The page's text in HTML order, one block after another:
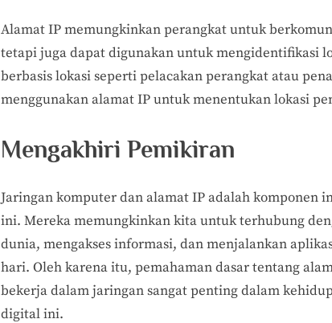
Alamat IP memungkinkan perangkat untuk
tetapi juga dapat digunakan untuk mengidentifikasi
berbasis lokasi seperti pelacakan perangkat atau
menggunakan alamat IP untuk menentukan lokasi
Mengakhiri Pemikiran
Jaringan komputer dan alamat IP adalah komponen
ini. Mereka memungkinkan kita untuk terhubung
dunia, mengakses informasi, dan menjalankan
hari. Oleh karena itu, pemahaman dasar tentang
bekerja dalam jaringan sangat penting dalam
digital ini.